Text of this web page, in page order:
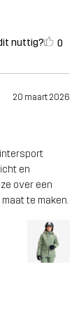
nuttig? 0
20 maart 2026
en
over een
te maken.